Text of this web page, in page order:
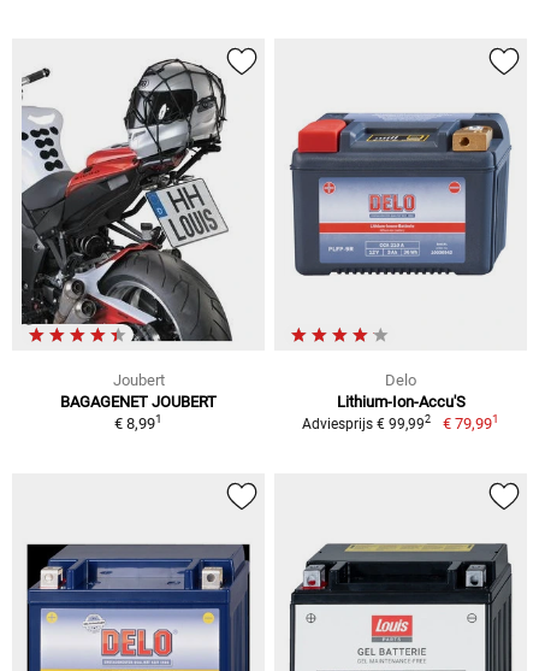
Joubert
BAGAGENET JOUBERT
€ 8,991
Delo
Lithium-Ion-Accu'S
Adviesprijs € 99,992 € 79,991